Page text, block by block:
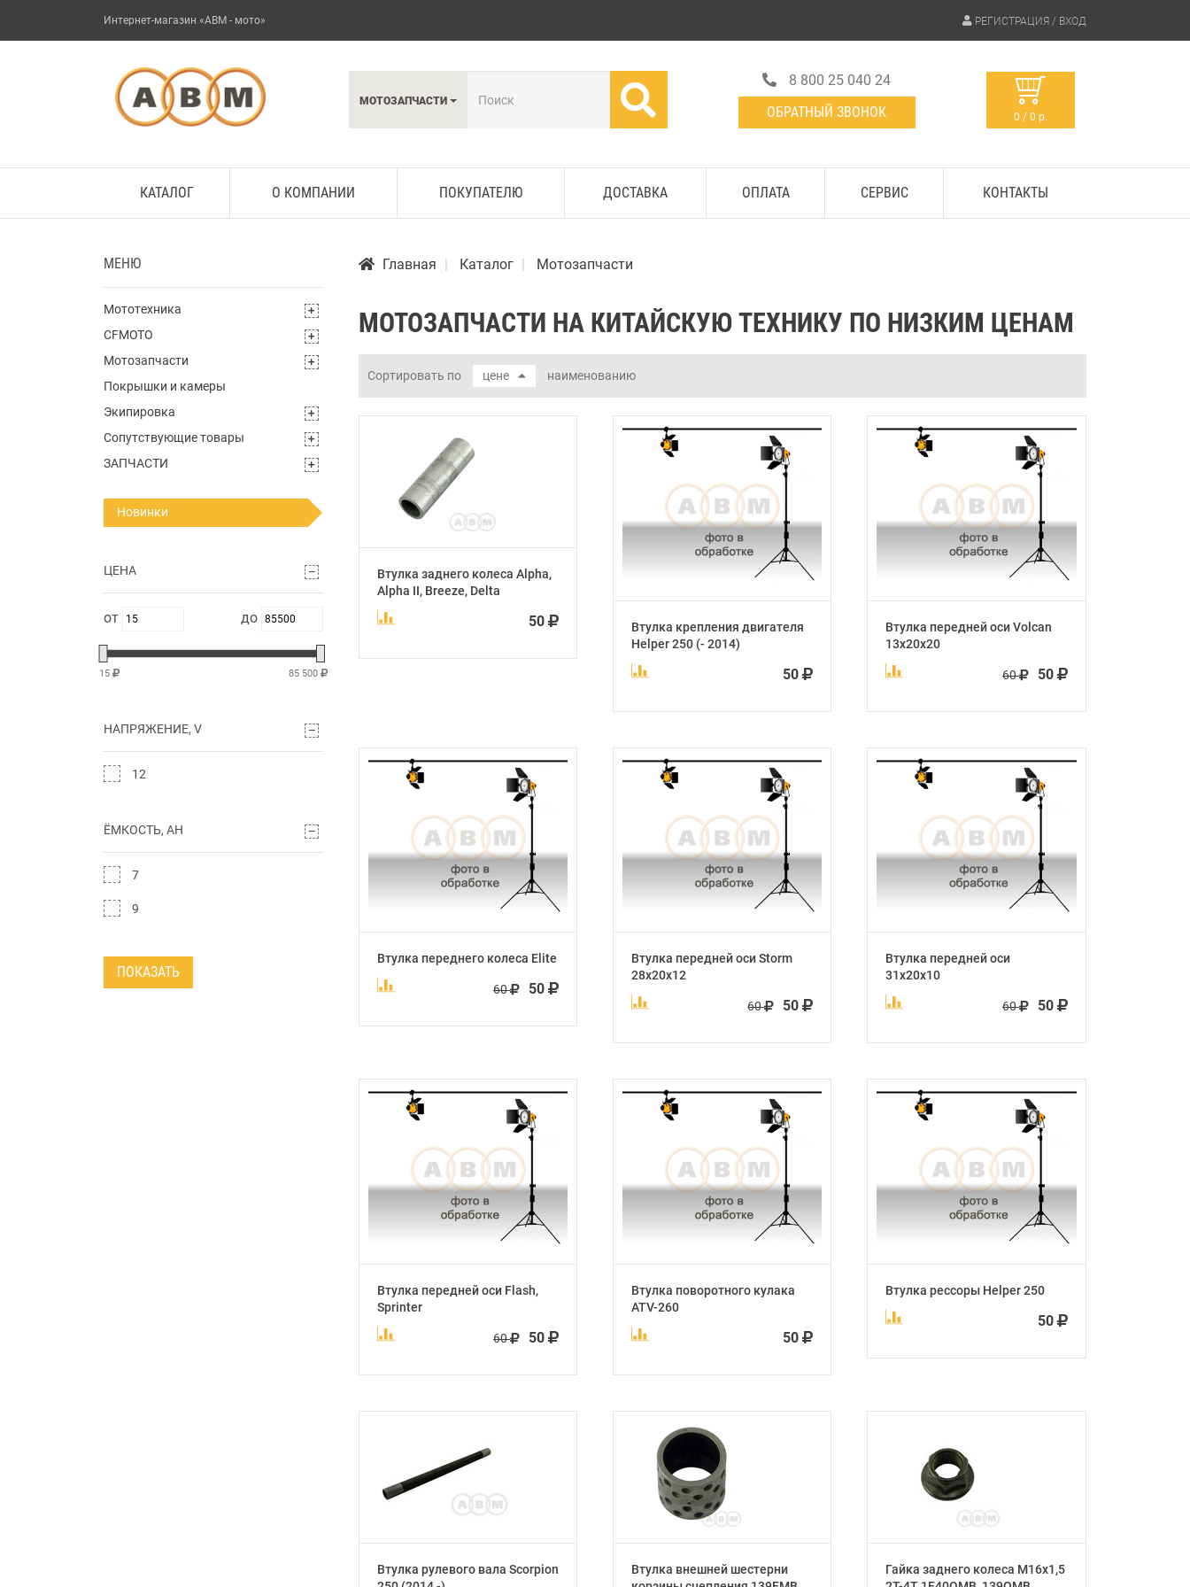
Интернет-магазин «АВМ - мото» РЕГИСТРАЦИЯ / ВХОД
МОТОЗАПЧАСТИ
8 800 25 040 24
ОБРАТНЫЙ ЗВОНОК
0 / 0 р.
КАТАЛОГ О КОМПАНИИ ПОКУПАТЕЛЮ ДОСТАВКА ОПЛАТА СЕРВИС КОНТАКТЫ
МЕНЮ
Мототехника
CFMOTO
Мотозапчасти
Покрышки и камеры
Экипировка
Сопутствующие товары
ЗАПЧАСТИ
Новинки
ЦЕНА
15 85 500
НАПРЯЖЕНИЕ, V
12
ЁМКОСТЬ, AH
7
9
ПОКАЗАТЬ
Главная Каталог Мотозапчасти
МОТОЗАПЧАСТИ НА КИТАЙСКУЮ ТЕХНИКУ ПО НИЗКИМ ЦЕНАМ
Сортировать по цене наименованию
Втулка заднего колеса Alpha,
Alpha II, Breeze, Delta
50
Втулка крепления двигателя
Helper 250 (- 2014)
50
Втулка передней оси Volcan
13x20x20
60 50
Втулка переднего колеса Elite
60 50
Втулка передней оси Storm
28x20x12
60 50
Втулка передней оси
31х20х10
60 50
Втулка передней оси Flash,
Sprinter
60 50
Втулка поворотного кулака
ATV-260
50
Втулка рессоры Helper 250
50
Втулка рулевого вала Scorpion
Втулка внешней шестерни
Гайка заднего колеса М16х1,5